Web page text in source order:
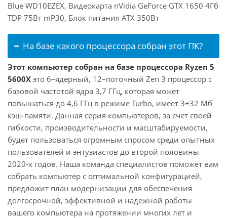
Blue WD10EZEX, Видеокарта nVidia GeForce GTX 1650 4Гб
TDP 75Вт mP30, Блок питания ATX 350Вт
На базе какого процессора собран этот ПК?
Этот компьютер собран на базе процессора Ryzen 5
5600X это 6–ядерный, 12–поточный Zen 3 процессор с
базовой частотой ядра 3,7 ГГц, которая может
повышаться до 4,6 ГГц в режиме Turbo, имеет 3+32 Мб
кэш-памяти. Данная серия компьютеров, за счет своей
гибкости, производительности и масштабируемости,
будет пользоваться огромным спросом среди опытных
пользователей и энтузиастов до второй половины
2020-х годов. Наша команда специалистов поможет вам
собрать компьютер с оптимальной конфигурацией,
предложит план модернизации для обеспечения
долгосрочной, эффективной и надежной работы
вашего компьютера на протяжении многих лет и